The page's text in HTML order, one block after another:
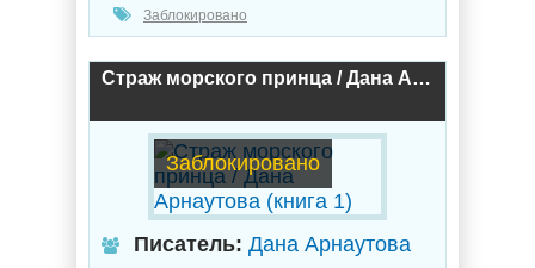
Заблокировано
Страж морского принца / Дана Арнаутова (книга 1)
Заблокировано
Писатель: Дана Арнаутова